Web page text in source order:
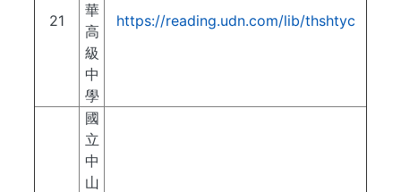
21
華
高
級
中
學
https://reading.udn.com/lib/thshtyc
國
立
中
山